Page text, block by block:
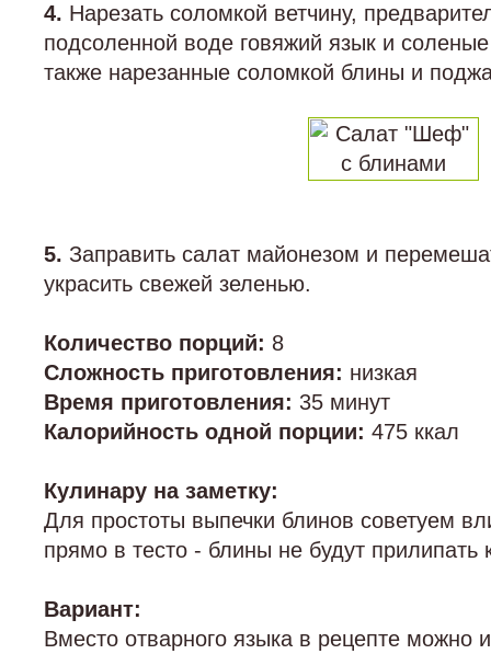
4. Нарезать соломкой ветчину,
подсоленной воде говяжий язык и
также нарезанные соломкой блины и
5. Заправить салат майонезом и
украсить свежей зеленью.
Количество порций: 8
Сложность приготовления: низкая
Время приготовления: 35 минут
Калорийность одной порции: 475 ккал
Кулинару на заметку:
Для простоты выпечки блинов советуем
прямо в тесто - блины не будут прилипать
Вариант:
Вместо отварного языка в рецепте можно